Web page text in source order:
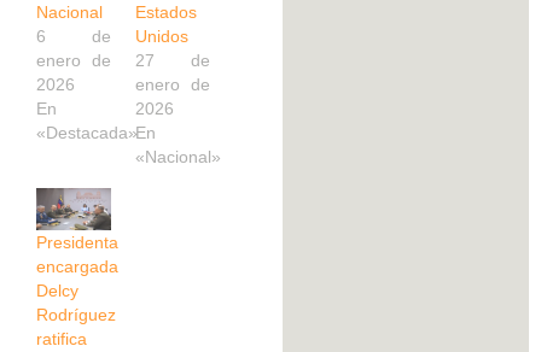
Nacional
6 de
enero de
2026
En
«Destacada»
Estados
Unidos
27 de
enero de
2026
En
«Nacional»
Presidenta
encargada
Delcy
Rodríguez
ratifica